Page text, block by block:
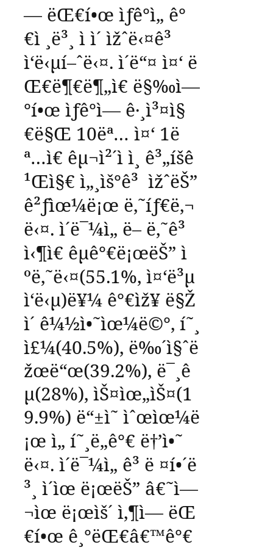
— ëŒ€í•œ ìƒê°ì„ ê°
€ì ¸ë³¸ ì ì´ ìžˆë‹¤ê³
ì‘ë‹µí–ˆë‹¤. ì´ë“¤ ì¤‘ ë
Œ€ë¶€ë¶„ì€ ë§‰ì—
°í•œ ìƒê°ì— ê·¸ì³¤ì§
€ë§Œ 10ëª… ì¤‘ 1ë
ª…ì€ êµ¬ì²´ì ì¸ ê³„íšê
¹Œì§€ ì„¸ìš°ê³ ìžˆëŠ”
ê²ƒìœ¼ë¡œ ë‚˜íƒ€ë‚¬
ë‹¤. ì´ë¯¼ì„ ë– ë‚˜ê³
ì‹¶ì€ êµ­ê°€ë¡œëŠ” ì
ºë‚˜ë‹¤(55.1%, ì¤‘ë³µ
ì‘ë‹µ)ë¥¼ ê°€ìž¥ ë§Ž
ì´ ê¼½ì•˜ìœ¼ë©°, í˜¸
ì£¼(40.5%), ë‰´ì§ˆë
žœë“œ(39.2%), ë¯¸ê
µ­(28%), ìŠ¤ìœ„ìŠ¤(1
9.9%) ë“±ì˜ ìˆœìœ¼ë
¡œ ì„ í˜¸ë„ê°€ ë†’ì•˜
ë‹¤. ì´ë¯¼ì„ ê³ ë ¤í•´ë
³¸ ì´ìœ ë¡œëŠ” â€˜ì—
¬ìœ ë¡œìš´ ì‚¶ì— ëŒ
€í•œ ê¸°ëŒ€â€™ê°€